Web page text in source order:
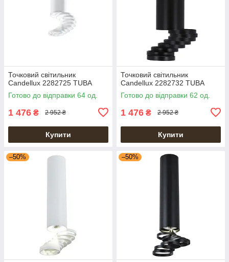
Точковий світильник
Candellux 2282725 TUBA
Готово до відправки 64 од.
1 476 ₴ 2 952 ₴
Купити
Точковий світильник
Candellux 2282732 TUBA
Готово до відправки 62 од.
1 476 ₴ 2 952 ₴
Купити
–50% –50%